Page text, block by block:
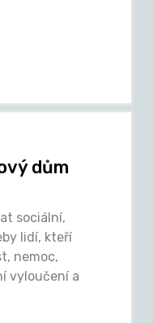
dům
sociální,
lidí, kteří
nemoc,
vyloučení a